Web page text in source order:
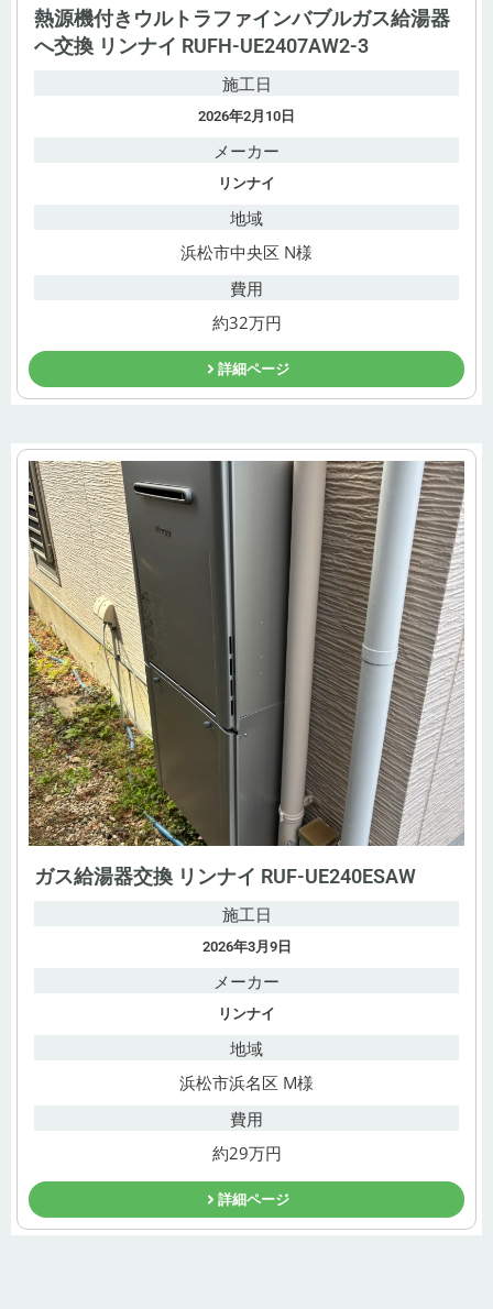
熱源機付きウルトラファインバブルガス給湯器
へ交換 リンナイ RUFH-UE2407AW2-3
施工日
2026年2月10日
メーカー
リンナイ
地域
浜松市中央区 N様
費用
約32万円
詳細ページ
ガス給湯器交換 リンナイ RUF-UE240ESAW
施工日
2026年3月9日
メーカー
リンナイ
地域
浜松市浜名区 M様
費用
約29万円
詳細ページ